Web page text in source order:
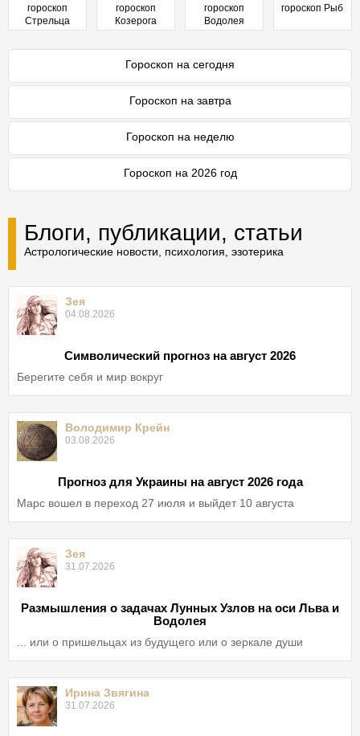
гороскоп
Стрельца
гороскоп
Козерога
гороскоп
Водолея
гороскоп Рыб
Гороскоп на сегодня
Гороскоп на завтра
Гороскоп на неделю
Гороскоп на 2026 год
Блоги, публикации, статьи
Астрологические новости, психология, эзотерика
Зея
04.08.2026
Символический прогноз на август 2026
Берегите себя и мир вокруг
Володимир Крейн
03.08.2026
Прогноз для Украины на август 2026 года
Марс вошел в переход 27 июля и выйдет 10 августа
Зея
31.07.2026
Размышления о задачах Лунных Узлов на оси Льва и
Водолея
... или о пришельцах из будущего или о зеркале души
Ирина Звягина
31.07.2026